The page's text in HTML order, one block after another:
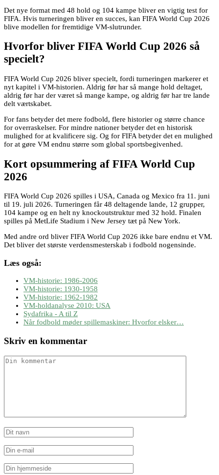
Det nye format med 48 hold og 104 kampe bliver en vigtig test for
FIFA. Hvis turneringen bliver en succes, kan FIFA World Cup 2026
blive modellen for fremtidige VM-slutrunder.
Hvorfor bliver FIFA World Cup 2026 så
specielt?
FIFA World Cup 2026 bliver specielt, fordi turneringen markerer et
nyt kapitel i VM-historien. Aldrig før har så mange hold deltaget,
aldrig før har der været så mange kampe, og aldrig før har tre lande
delt værtskabet.
For fans betyder det mere fodbold, flere historier og større chance
for overraskelser. For mindre nationer betyder det en historisk
mulighed for at kvalificere sig. Og for FIFA betyder det en mulighed
for at gøre VM endnu større som global sportsbegivenhed.
Kort opsummering af FIFA World Cup
2026
FIFA World Cup 2026 spilles i USA, Canada og Mexico fra 11. juni
til 19. juli 2026. Turneringen får 48 deltagende lande, 12 grupper,
104 kampe og en helt ny knockoutstruktur med 32 hold. Finalen
spilles på MetLife Stadium i New Jersey tæt på New York.
Med andre ord bliver FIFA World Cup 2026 ikke bare endnu et VM.
Det bliver det største verdensmesterskab i fodbold nogensinde.
Læs også:
VM-historie: 1986-2006
VM-historie: 1930-1958
VM-historie: 1962-1982
VM-holdanalyse 2010: USA
Sydafrika - A til Z
Når fodbold møder spillemaskiner: Hvorfor elsker…
Skriv en kommentar